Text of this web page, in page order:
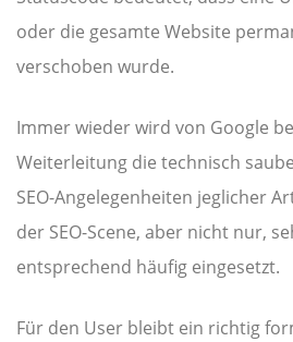
oder die gesamte Website
verschoben wurde.
Immer wieder wird von Google
Weiterleitung die technisch
SEO-Angelegenheiten jeglicher
der SEO-Scene, aber nicht nur,
entsprechend häufig eingesetzt.
Für den User bleibt ein richtig